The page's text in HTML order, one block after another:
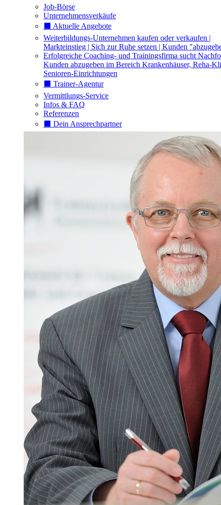
Job-Börse
Unternehmensverkäufe
⬛️ Aktuelle Angebote
Weiterbildungs-Unternehmen kaufen oder verkaufen |
Markteinstieg | Sich zur Ruhe setzen | Kunden
Erfolgreiche Coaching- und Trainingsfirma sucht
Kunden abzugeben im Bereich Krankenhäuser, Reha-
Senioren-Einrichtungen
⬛️ Trainer-Agentur
Vermittlungs-Service
Infos & FAQ
Referenzen
⬛️ Dein Ansprechpartner